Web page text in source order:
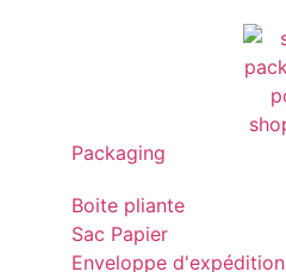
Packaging
Boite pliante
Sac Papier
Enveloppe d'expédition